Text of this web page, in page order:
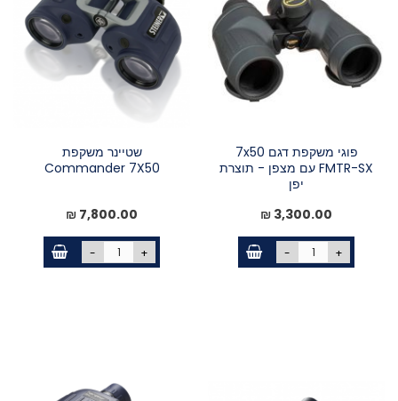
פוגי משקפת דגם 7x50
FMTR-SX עם מצפן - תוצרת
יפן
3,300.00 ₪
- +
שטיינר משקפת
Commander 7X50
7,800.00 ₪
- +